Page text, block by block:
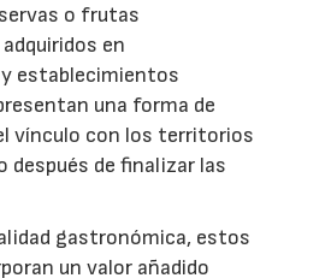
o frutas
en
establecimientos
una forma de
vínculo con los territorios
después de finalizar las
gastronómica, estos
un valor añadido